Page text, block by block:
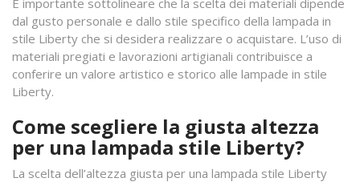
È importante sottolineare che la scelta dei materiali dipende
dal gusto personale e dallo stile specifico della lampada in
stile Liberty che si desidera realizzare o acquistare. L’uso di
materiali pregiati e lavorazioni artigianali contribuisce a
conferire un valore artistico e storico alle lampade in stile
Liberty.
Come scegliere la giusta altezza
per una lampada stile Liberty?
La scelta dell’altezza giusta per una lampada stile Liberty